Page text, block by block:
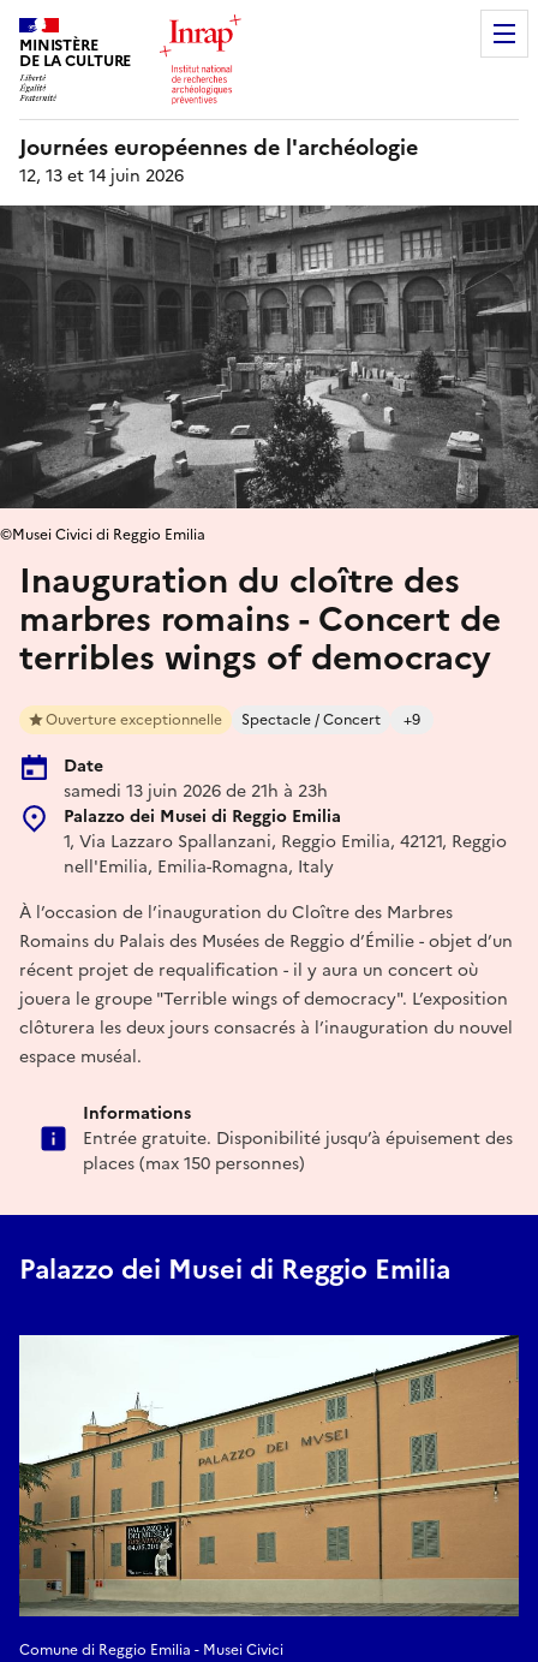
MINISTÈRE
DE LA CULTURE
Journées européennes de l'archéologie
12, 13 et 14 juin 2026
Inauguration du cloître des
marbres romains - Concert de
terribles wings of democracy
Ouverture exceptionnelle Spectacle / Concert +9
Date
samedi 13 juin 2026 de 21h à 23h
Palazzo dei Musei di Reggio Emilia
1, Via Lazzaro Spallanzani, Reggio Emilia, 42121, Reggio
nell'Emilia, Emilia-Romagna, Italy
©Musei Civici di Reggio Emilia
À l’occasion de l’inauguration du Cloître des Marbres
Romains du Palais des Musées de Reggio d’Émilie - objet d’un
récent projet de requalification - il y aura un concert où
jouera le groupe "Terrible wings of democracy". L’exposition
clôturera les deux jours consacrés à l’inauguration du nouvel
espace muséal.
Informations
Entrée gratuite. Disponibilité jusqu’à épuisement des
places (max 150 personnes)
Palazzo dei Musei di Reggio Emilia
Comune di Reggio Emilia - Musei Civici